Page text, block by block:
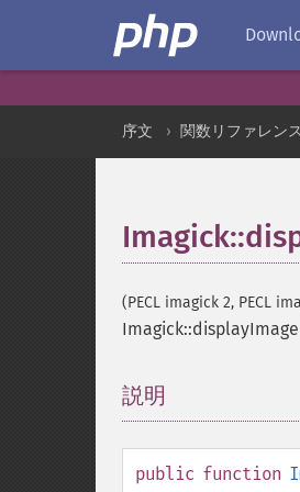
序文 関数リファレンス
(PECL imagick 2, PECL
Imagick::displayImage
説明
public function